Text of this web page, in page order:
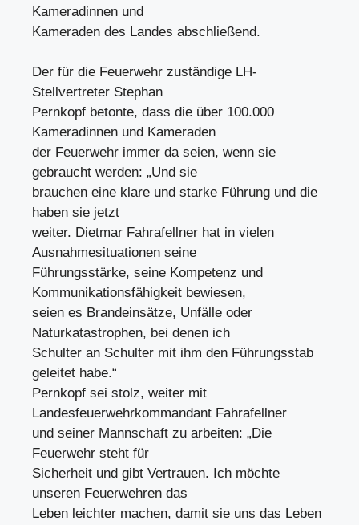
Kameradinnen und
Kameraden des Landes abschließend.
Der für die Feuerwehr zuständige LH-
Stellvertreter Stephan
Pernkopf betonte, dass die über 100.000
Kameradinnen und Kameraden
der Feuerwehr immer da seien, wenn sie
gebraucht werden: „Und sie
brauchen eine klare und starke Führung und die
haben sie jetzt
weiter. Dietmar Fahrafellner hat in vielen
Ausnahmesituationen seine
Führungsstärke, seine Kompetenz und
Kommunikationsfähigkeit bewiesen,
seien es Brandeinsätze, Unfälle oder
Naturkatastrophen, bei denen ich
Schulter an Schulter mit ihm den Führungsstab
geleitet habe.“
Pernkopf sei stolz, weiter mit
Landesfeuerwehrkommandant Fahrafellner
und seiner Mannschaft zu arbeiten: „Die
Feuerwehr steht für
Sicherheit und gibt Vertrauen. Ich möchte
unseren Feuerwehren das
Leben leichter machen, damit sie uns das Leben